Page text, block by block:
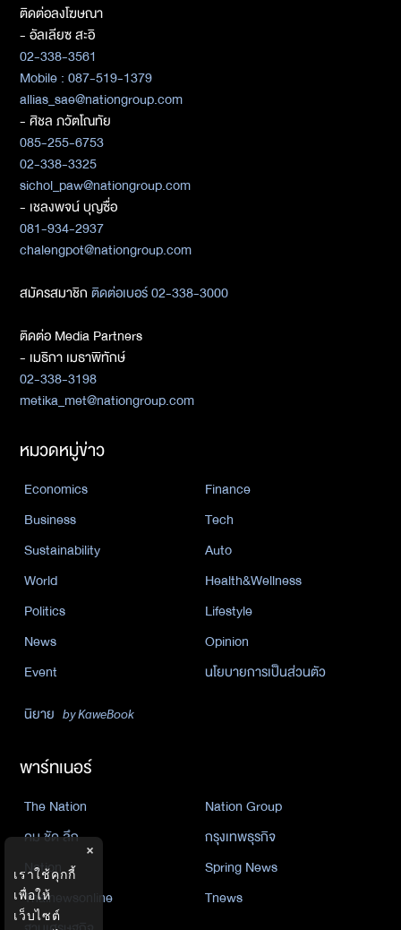
ติดต่อลงโฆษณา
- อัลเลียซ สะอิ
02-338-3561
Mobile : 087-519-1379
allias_sae@nationgroup.com
- ศิชล ภวัตโณทัย
085-255-6753
02-338-3325
sichol_paw@nationgroup.com
- เชลงพจน์ บุญซื่อ
081-934-2937
chalengpot@nationgroup.com
สมัครสมาชิกติดต่อเบอร์ 02-338-3000
ติดต่อ Media Partners
- เมธิกา เมธาพิทักษ์
02-338-3198
metika_met@nationgroup.com
หมวดหมู่ข่าว
Economics
Finance
Business
Tech
Sustainability
Auto
World
Health&Wellness
Politics
Lifestyle
News
Opinion
Event
นโยบายการเป็นส่วนตัว
นิยาย by KaweBook
พาร์ทเนอร์
The Nation
Nation Group
คม ชัด ลึก
กรุงเทพธุรกิจ
Nation
Spring News
Thainewsonline
Tnews
×
เราใช้คุกกี้
เพื่อให้
เว็บไซต์